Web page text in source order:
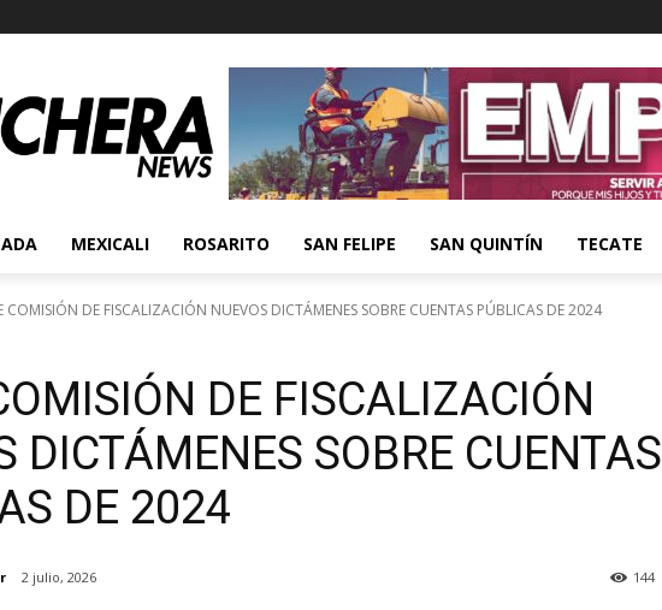
MEXICALI ROSARITO SAN FELIPE SAN QUINTÍN TECATE
COMISIÓN DE FISCALIZACIÓN NUEVOS DICTÁMENES SOBRE CUENTAS PÚBLICAS DE 2024
DE FISCALIZACIÓN
DICTÁMENES SOBRE CUENTAS
DE 2024
2 julio, 2026 144